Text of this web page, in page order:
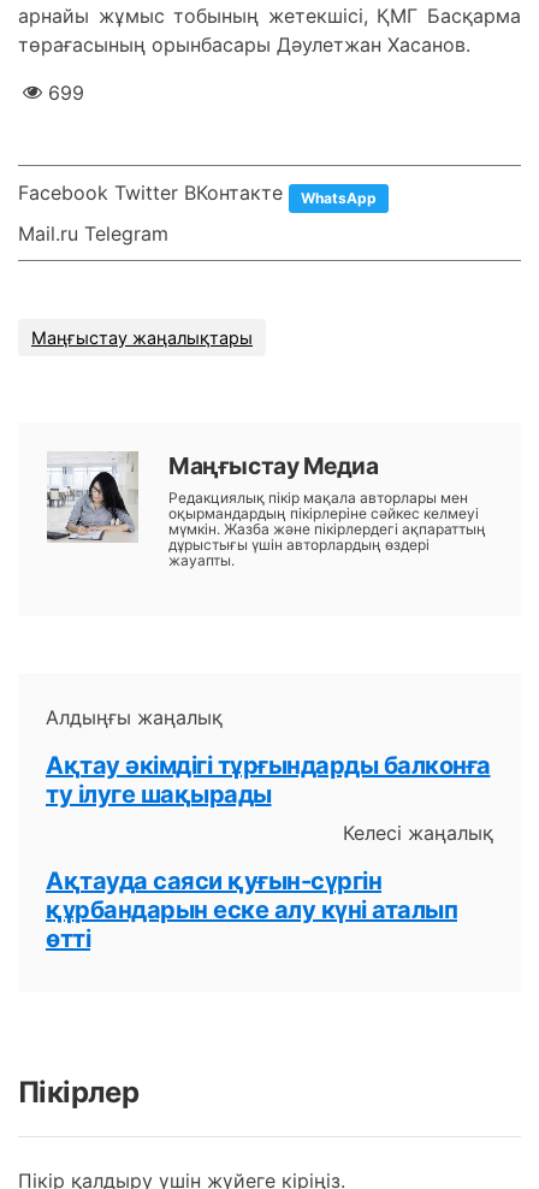
арнайы жұмыс тобының жетекшісі, ҚМГ Басқарма
төрағасының орынбасары Дәулетжан Хасанов.
699
Facebook Twitter ВКонтакте WhatsApp
Mail.ru Telegram
Маңғыстау жаңалықтары
Маңғыстау Медиа
Редакциялық пікір мақала авторлары мен
оқырмандардың пікірлеріне сәйкес келмеуі
мүмкін. Жазба және пікірлердегі ақпараттың
дұрыстығы үшін авторлардың өздері
жауапты.
Алдыңғы жаңалық
Ақтау әкімдігі тұрғындарды балконға
ту ілуге шақырады
Келесі жаңалық
Ақтауда саяси қуғын-сүргін
құрбандарын еске алу күні аталып
өтті
Пікірлер
Пікір қалдыру үшін жүйеге кіріңіз.